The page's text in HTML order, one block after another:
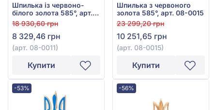
Шпилька із червоно-
білого золота 585°, арт.
08-0011
18 930,60 грн
8 329,46 грн
(арт. 08-0011)
Купити
Шпилька з червоного
золота 585°, арт. 08-0015
23 299,20 грн
10 251,65 грн
(арт. 08-0015)
Купити
-53% -56%